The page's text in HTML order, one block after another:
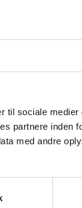
til sociale medier
partnere inden
med andre